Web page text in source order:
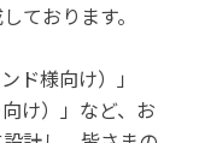
ております。
ド様向け）」
け）」など、お